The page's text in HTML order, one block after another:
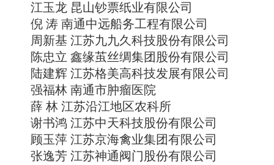
江玉龙 昆山钞票纸业有限公司
倪 涛 南通中远船务工程有限公司
周新基 江苏九九久科技股份有限公司
陈忠立 鑫缘茧丝绸集团股份有限公司
陆建辉 江苏格美高科技发展有限公司
强福林 南通市肿瘤医院
薛 林 江苏沿江地区农科所
谢书鸿 江苏中天科技股份有限公司
顾玉萍 江苏京海禽业集团有限公司
张逸芳 江苏神通阀门股份有限公司